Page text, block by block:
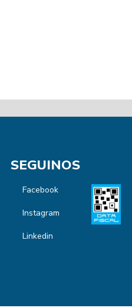
SEGUINOS
Facebook
Instagram
Linkedin